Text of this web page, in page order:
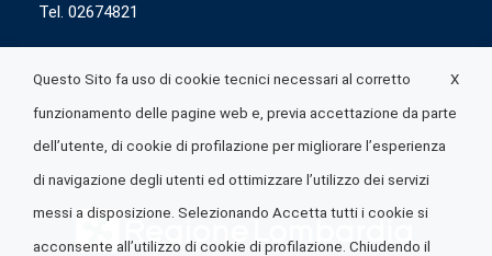
Tel. 02674821
X
Questo Sito fa uso di cookie tecnici necessari al corretto
funzionamento delle pagine web e, previa accettazione da parte
dell’utente, di cookie di profilazione per migliorare l’esperienza
di navigazione degli utenti ed ottimizzare l’utilizzo dei servizi
messi a disposizione. Selezionando Accetta tutti i cookie si
acconsente all’utilizzo di cookie di profilazione. Chiudendo il